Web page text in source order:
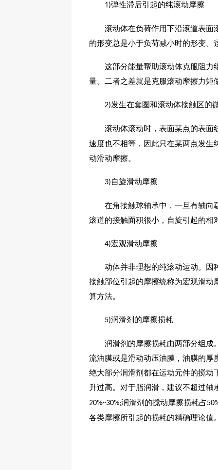
1)弹性滞后引起的纯滚动摩擦
滚动体在负荷作用下沿滚道表面滚
的形变总是小于负荷减小时的形变
这部分能量帮助滚动体克服阻力继
量。二者之差就是克服滚动摩擦力矩
2)发生在套圈和滚动体接触区的
滚动体滚动时，表面某点的表面
速度也不相等，因此只在某两点发生
动滑动摩擦。
3)自旋滑动摩擦
在角接触球轴承中，一旦有轴向载
滚道的接触面积很小，自旋引起的相
4)宏观滑动摩擦
动体并非理想的纯滚动运动。因种
接触部位引起的摩擦统称为宏观滑动
算方法。
5)润滑剂的摩擦损耗
润滑剂的摩擦损耗由两部分组成。
流油膜或是滑动动压油膜，油膜的厚
绝大部分润滑剂都在运动元件的搅动
升过高。对于脂润滑，建议不超过轴
20%~30%;润滑剂的搅动摩擦损耗占
各类摩擦所引起的损耗的精确理论值